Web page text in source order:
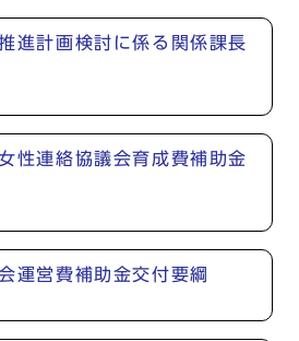
進計画検討に係る関係課長
性連絡協議会育成費補助金
運営費補助金交付要綱